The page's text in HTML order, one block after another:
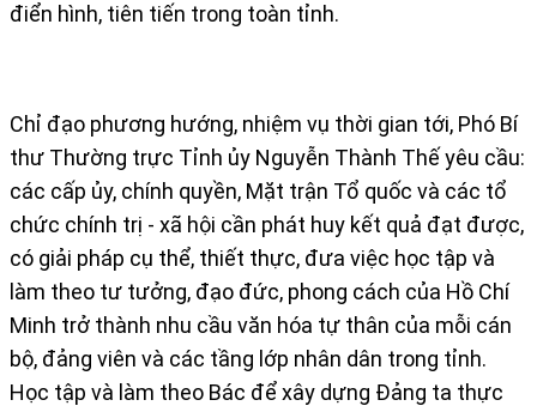
điển hình, tiên tiến trong toàn tỉnh.
Chỉ đạo phương hướng, nhiệm vụ thời gian tới, Phó Bí
thư Thường trực Tỉnh ủy Nguyễn Thành Thế yêu cầu:
các cấp ủy, chính quyền, Mặt trận Tổ quốc và các tổ
chức chính trị - xã hội cần phát huy kết quả đạt được,
có giải pháp cụ thể, thiết thực, đưa việc học tập và
làm theo tư tưởng, đạo đức, phong cách của Hồ Chí
Minh trở thành nhu cầu văn hóa tự thân của mỗi cán
bộ, đảng viên và các tầng lớp nhân dân trong tỉnh.
Học tập và làm theo Bác để xây dựng Đảng ta thực